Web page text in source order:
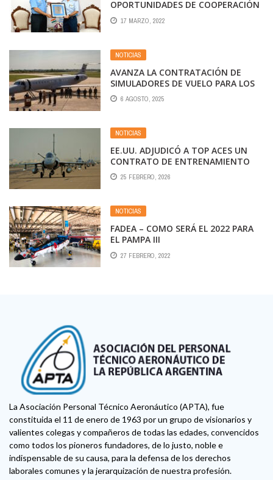
OPORTUNIDADES DE COOPERACIÓN
BILATERAL EN INDUSTRIAS PARA LA
DEFENSA
17 MARZO, 2022
NOTICIAS
AVANZA LA CONTRATACIÓN DE
SIMULADORES DE VUELO PARA LOS
EMBRAER ERJ-140 DE LA FUERZA
AÉREA ARGENTINA
6 AGOSTO, 2025
NOTICIAS
EE.UU. ADJUDICÓ A TOP ACES UN
CONTRATO DE ENTRENAMIENTO
PARA LOS INSTRUCTORES DE F-16
DE LA FUERZA AÉREA ARGENTINA
25 FEBRERO, 2026
NOTICIAS
FADEA – COMO SERÁ EL 2022 PARA
EL PAMPA III
27 FEBRERO, 2022
La Asociación Personal Técnico Aeronáutico (APTA), fue
constituida el 11 de enero de 1963 por un grupo de visionarios y
valientes colegas y compañeros de todas las edades, convencidos
como todos los pioneros fundadores, de lo justo, noble e
indispensable de su causa, para la defensa de los derechos
laborales comunes y la jerarquización de nuestra profesión.